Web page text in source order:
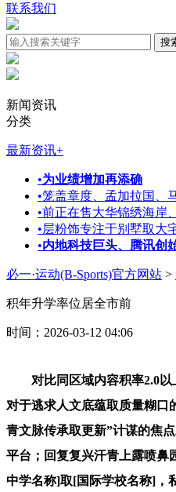
联系我们
新闻资讯
分类
最新资讯+
•为业绩增加再添确
•笼盖章度、孟加拉国、
•前正在售大华锦绣海岸
•层粉饰专注于别墅取大
•内地科技巨头、腾讯创
必一·运动(B-Sports)官方网站 >
积年升学率位居全市前
时间：2026-03-12 04:06
对比同区域内容积率2.0以
对于逃求人文底蕴取质量糊口
青文脉传承取更新”计谋的焦
平台；回复复兴汗青上露喷鼻
中学名称]取[国际学校名称]，